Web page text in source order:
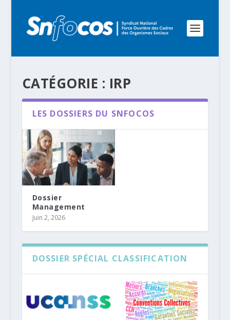
CATÉGORIE : IRP
LES DOSSIERS DU SNFOCOS
Dossier
Management
Juin 2, 2026
DOSSIER SPÉCIAL CLASSIFICATION